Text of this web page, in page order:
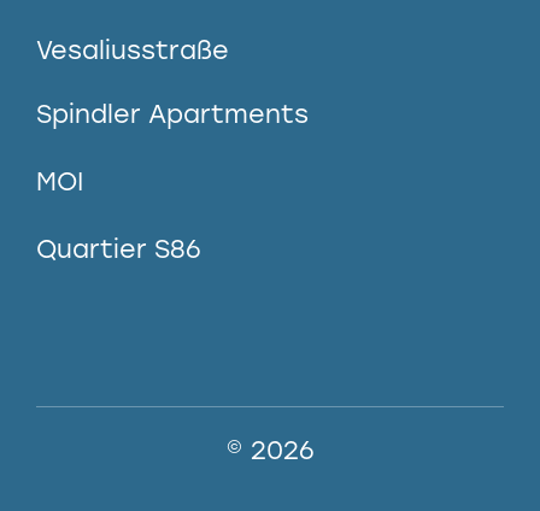
Vesaliusstraße
Spindler Apartments
MOI
Quartier S86
© 2026